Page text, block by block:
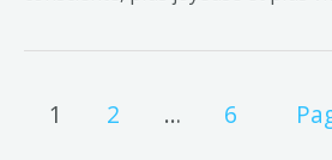
1 2 … 6